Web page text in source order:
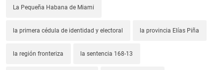
La Pequeña Habana de Miami
la primera cédula de identidad y electoral la provincia Elías Piña
la región fronteriza la sentencia 168-13